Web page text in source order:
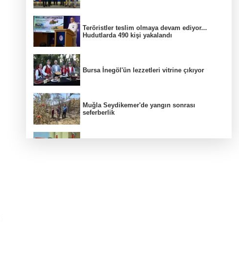
Teröristler teslim olmaya devam ediyor...
Hudutlarda 490 kişi yakalandı
Bursa İnegöl'ün lezzetleri vitrine çıkıyor
Muğla Seydikemer'de yangın sonrası
seferberlik